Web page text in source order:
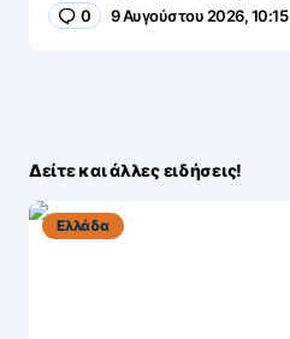
0 9 Αυγούστου 2026, 10:15
Δείτε και άλλες ειδήσεις!
Ελλάδα